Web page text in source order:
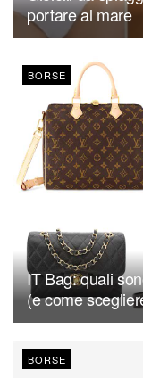
portare al mare
BORSE
IT Bag: quali
(e come
BORSE